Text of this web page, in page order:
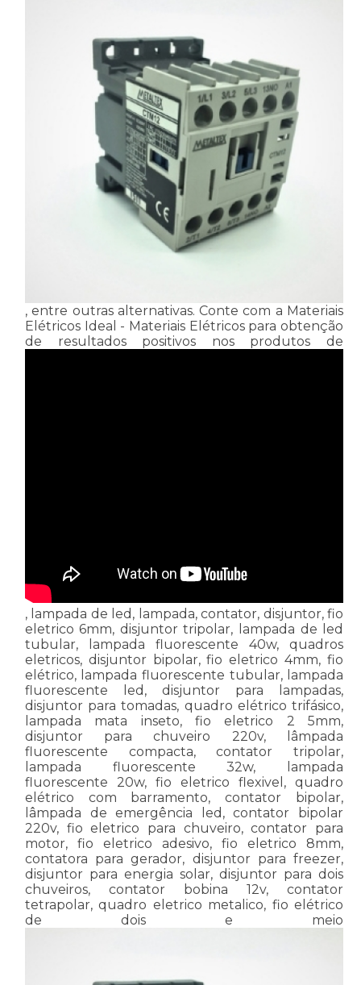
, entre outras alternativas. Conte com a Materiais
Elétricos Ideal - Materiais Elétricos para obtenção
de resultados positivos nos produtos de
, lampada de led, lampada, contator, disjuntor, fio
eletrico 6mm, disjuntor tripolar, lampada de led
tubular, lampada fluorescente 40w, quadros
eletricos, disjuntor bipolar, fio eletrico 4mm, fio
elétrico, lampada fluorescente tubular, lampada
fluorescente led, disjuntor para lampadas,
disjuntor para tomadas, quadro elétrico trifásico,
lampada mata inseto, fio eletrico 2 5mm,
disjuntor para chuveiro 220v, lâmpada
fluorescente compacta, contator tripolar,
lampada fluorescente 32w, lampada
fluorescente 20w, fio eletrico flexivel, quadro
elétrico com barramento, contator bipolar,
lâmpada de emergência led, contator bipolar
220v, fio eletrico para chuveiro, contator para
motor, fio eletrico adesivo, fio eletrico 8mm,
contatora para gerador, disjuntor para freezer,
disjuntor para energia solar, disjuntor para dois
chuveiros, contator bobina 12v, contator
tetrapolar, quadro eletrico metalico, fio elétrico
de dois e meio